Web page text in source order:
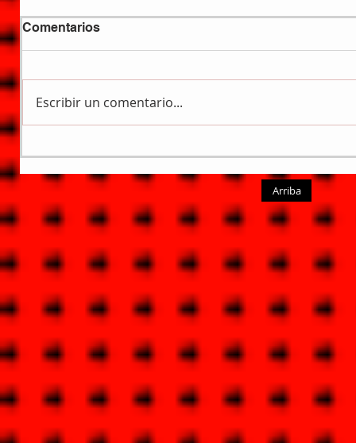
Comentarios
Escribir un comentario...
Arriba